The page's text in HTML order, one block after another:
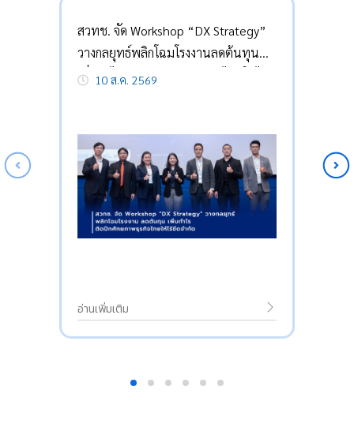
สวทช. จัด Workshop “DX Strategy”
วางกลยุทธ์พลิกโฉมโรงงานลดต้นทุน
เพิ่มกำไร ติดปีกศักยภาพธุรกิจไทยให้ไร้
10 ส.ค. 2569
อ่านเพิ่มเติม